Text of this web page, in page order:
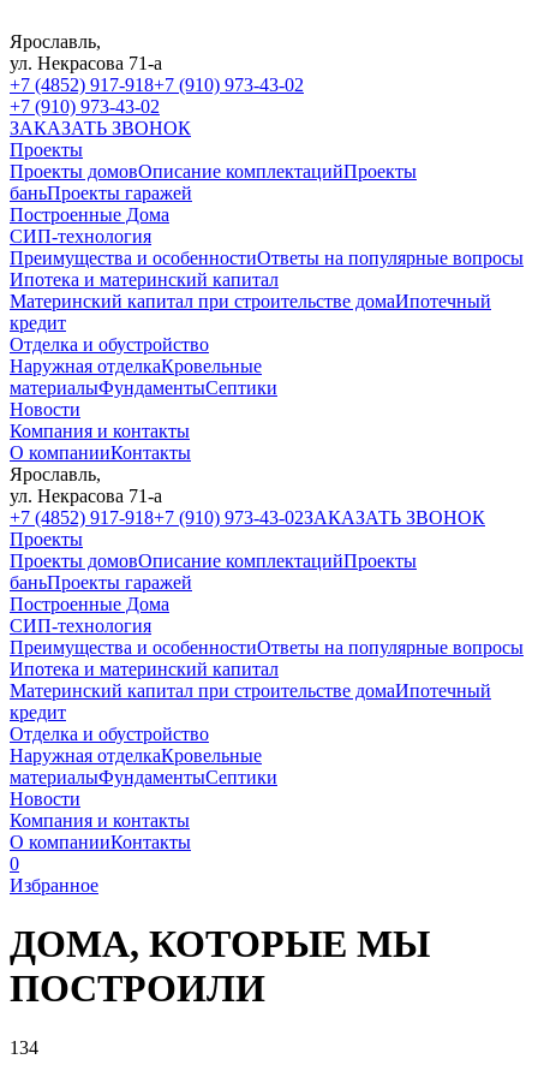
Ярославль,
ул. Некрасова 71-а
+7 (4852) 917-918+7 (910) 973-43-02
+7 (910) 973-43-02
ЗАКАЗАТЬ ЗВОНОК
Проекты
Проекты домовОписание комплектацийПроекты
баньПроекты гаражей
Построенные Дома
СИП-технология
Преимущества и особенностиОтветы на популярные вопросы
Ипотека и материнский капитал
Материнский капитал при строительстве домаИпотечный
кредит
Отделка и обустройство
Наружная отделкаКровельные
материалыФундаментыСептики
Новости
Компания и контакты
О компанииКонтакты
Ярославль,
ул. Некрасова 71-а
+7 (4852) 917-918+7 (910) 973-43-02ЗАКАЗАТЬ ЗВОНОК
Проекты
Проекты домовОписание комплектацийПроекты
баньПроекты гаражей
Построенные Дома
СИП-технология
Преимущества и особенностиОтветы на популярные вопросы
Ипотека и материнский капитал
Материнский капитал при строительстве домаИпотечный
кредит
Отделка и обустройство
Наружная отделкаКровельные
материалыФундаментыСептики
Новости
Компания и контакты
О компанииКонтакты
0
Избранное
ДОМА, КОТОРЫЕ МЫ
ПОСТРОИЛИ
134